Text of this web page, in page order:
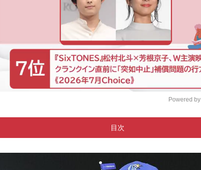
t
Powered by
目次
1 ー ビドの特徴と重なるDeNA投手